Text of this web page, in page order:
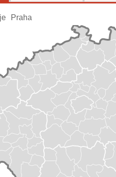
Praha